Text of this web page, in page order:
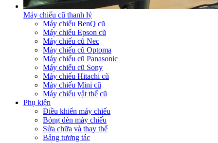
Máy chiếu cũ thanh lý
Máy chiếu BenQ cũ
Máy chiếu Epson cũ
Máy chiếu cũ Nec
Máy chiếu cũ Optoma
Máy chiếu cũ Panasonic
Máy chiếu cũ Sony
Máy chiếu Hitachi cũ
Máy chiếu Mini cũ
Máy chiếu vật thể cũ
Phụ kiện
Điều khiển máy chiếu
Bóng đèn máy chiếu
Sửa chữa và thay thế
Bảng tương tác